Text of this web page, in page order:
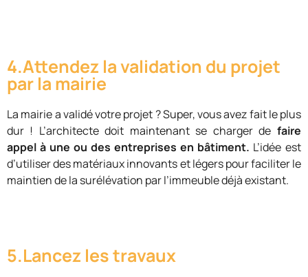
4.Attendez la validation du projet
par la mairie
La mairie a validé votre projet ? Super, vous avez fait le plus
dur ! L’architecte doit maintenant se charger de faire
appel à une ou des entreprises en bâtiment. L’idée est
d’utiliser des matériaux innovants et légers pour faciliter le
maintien de la surélévation par l’immeuble déjà existant.
5.Lancez les travaux